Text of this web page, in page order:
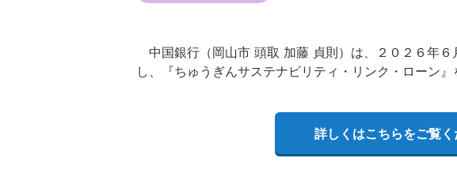
中国銀行（岡山市 頭取 加藤 貞則）は、２０２６年
し、『ちゅうぎんサステナビリティ・リンク・ローン』
詳しくはこちらをご覧く